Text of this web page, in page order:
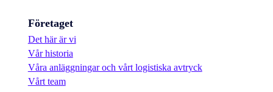
Företaget
Det här är vi
Vår historia
Våra anläggningar och vårt logistiska avtryck
Vårt team